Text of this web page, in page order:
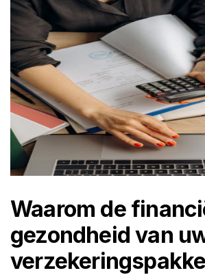
Waarom de
gezondheid van